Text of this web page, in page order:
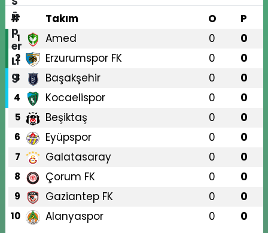
#
Takım O P
1 Amed 0 0
2 Erzurumspor FK 0 0
3 Başakşehir 0 0
4 Kocaelispor 0 0
5 Beşiktaş 0 0
6 Eyüpspor 0 0
7 Galatasaray 0 0
8 Çorum FK 0 0
9 Gaziantep FK 0 0
10 Alanyaspor 0 0